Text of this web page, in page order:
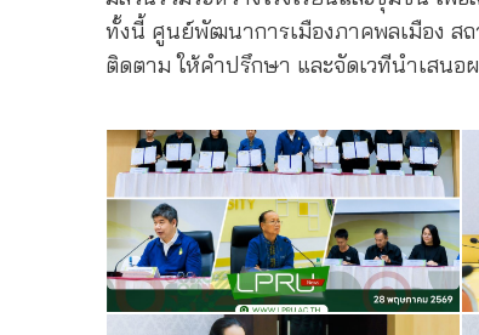
ทั้งนี้ ศูนย์พัฒนาการเมืองภาคพลเมือง ส
ติดตาม ให้คำปรึกษา และจัดเวทีนำเสน